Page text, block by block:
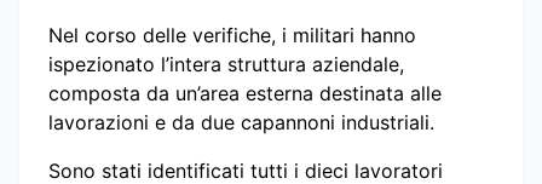
Nel corso delle verifiche, i militari hanno
ispezionato l’intera struttura aziendale,
composta da un’area esterna destinata alle
lavorazioni e da due capannoni industriali.
Sono stati identificati tutti i dieci lavoratori